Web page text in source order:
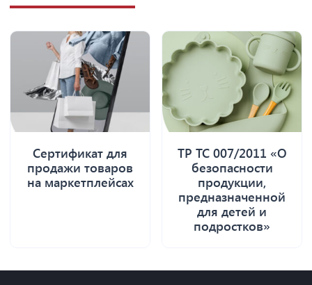
Сертификат для
продажи товаров
на маркетплейсах
ТР ТС 007/2011 «О
безопасности
продукции,
предназначенной
для детей и
подростков»